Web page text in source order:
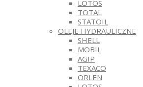
LOTOS
TOTAL
STATOIL
OLEJE HYDRAULICZNE
SHELL
MOBIL
AGIP
TEXACO
ORLEN